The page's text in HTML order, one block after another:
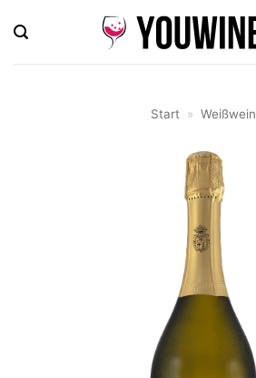
Inhalt
springen
Start » Weißwein